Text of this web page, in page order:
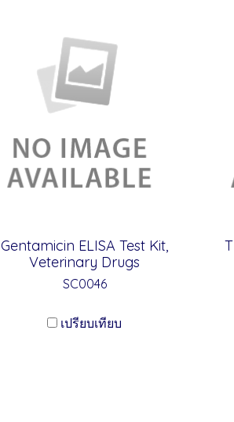
Gentamicin ELISA Test Kit,
Veterinary Drugs
SC0046
เปรียบเทียบ